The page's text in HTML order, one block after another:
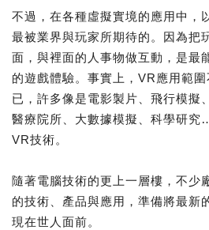
不過，在各種虛擬實境的應用中，
最被業界與玩家所期待的。因為把
面，與裡面的人事物做互動，是最
的遊戲體驗。事實上，VR應用範
已，許多像是電影製片、飛行模擬
醫療院所、大數據模擬、科學研究
VR技術。
隨著電腦技術的更上一層樓，不少
的技術、產品與應用，準備將最新
現在世人面前。